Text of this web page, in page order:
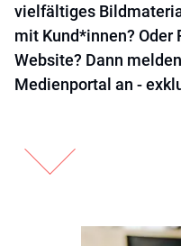
vielfältiges
mit Kund*innen? Oder
Website? Dann
Medienportal an -